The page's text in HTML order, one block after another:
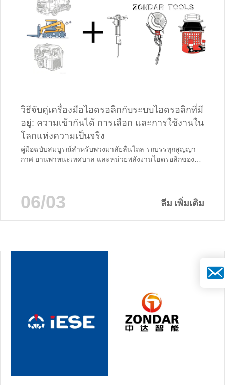
วิธีจับคู่เครื่องมือไฮดรอลิกกับระบบไฮดรอลิกที่มี
อยู่: ความเข้ากันได้ การเลือก และการใช้งานใน
โลกแห่งความเป็นจริง
คู่มือฉบับสมบูรณ์สําหรับพวงมาลัยลื่นไถล รถบรรทุกสูญญา
กาศ ยานพาหนะเทศบาล และหน่วยพลังงานไฮดรอลิกของ
ปัจจุบัน เจ้าของอุปกรณ์อยู่ภายใต้แรงกดดันที่เพิ่มขึ้นเพื่อเพิ่ม
ผลตอบแทนจากสินทรัพย์ที่มีอยู่ให้สูงสุด ผู้รับเหมา เทศบาล
และผู้ให้บริการสาธารณูปโภคหลายรายเป็นเจ้าของพลังงาน
06/03 ลีม เพิ่มเติม
อีเมล